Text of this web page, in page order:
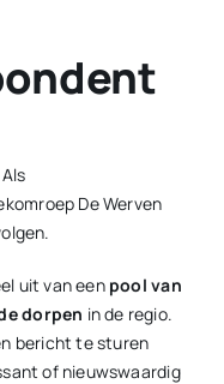
De Werven
uit van een pool van
dorpen in de regio.
bericht te sturen
of nieuwswaardig